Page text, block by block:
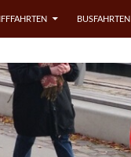
BUSFAHRTEN